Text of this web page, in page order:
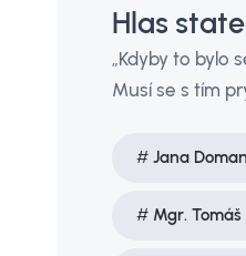
Hlas
„Kdyby to bylo
Musí se s tím
Jana
Mgr.